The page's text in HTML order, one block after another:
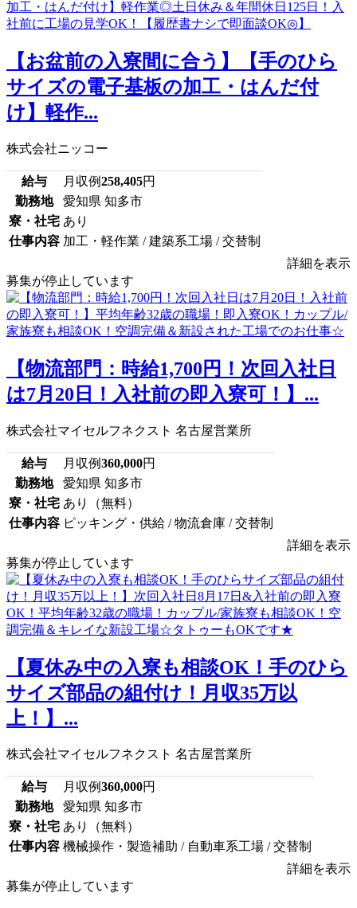
【お盆前の入寮間に合う】【手のひら
サイズの電子基板の加工・はんだ付
け】軽作...
株式会社ニッコー
給与 月収例258,405円
勤務地
愛知県 知多市
寮・社宅 あり
仕事内容 加工・軽作業 / 建築系工場 / 交替制
詳細を表示
募集が停止しています
【物流部門：時給1,700円！次回入社日
は7月20日！入社前の即入寮可！】...
株式会社マイセルフネクスト 名古屋営業所
給与 月収例360,000円
勤務地
愛知県 知多市
寮・社宅 あり（無料）
仕事内容 ピッキング・供給 / 物流倉庫 / 交替制
詳細を表示
募集が停止しています
【夏休み中の入寮も相談OK！手のひら
サイズ部品の組付け！月収35万以
上！】...
株式会社マイセルフネクスト 名古屋営業所
給与 月収例360,000円
勤務地
愛知県 知多市
寮・社宅 あり（無料）
仕事内容 機械操作・製造補助 / 自動車系工場 / 交替制
詳細を表示
募集が停止しています